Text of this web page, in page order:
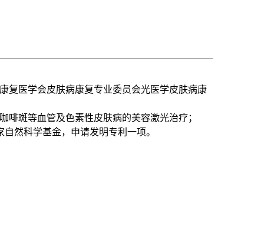
复医学会皮肤病康复专业委员会光医学皮肤病康
斑等血管及色素性皮肤病的美容激光治疗；
然科学基金，申请发明专利一项。